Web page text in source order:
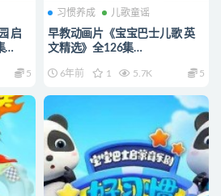
启
5
习惯养成 儿歌童谣
早教动画片《宝宝巴士儿歌 英
文精选》全126集
画片全系列下载
6年前 1 5.7K 5